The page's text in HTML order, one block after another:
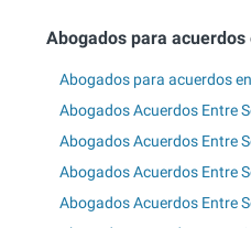
Abogados para
Abogados para acuerdos
Abogados Acuerdos Entre
Abogados Acuerdos Entre
Abogados Acuerdos Entre
Abogados Acuerdos Entre